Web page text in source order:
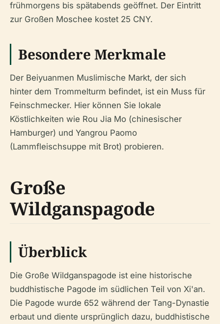
frühmorgens bis spätabends geöffnet. Der Eintritt
zur Großen Moschee kostet 25 CNY.
Besondere Merkmale
Der Beiyuanmen Muslimische Markt, der sich
hinter dem Trommelturm befindet, ist ein Muss für
Feinschmecker. Hier können Sie lokale
Köstlichkeiten wie Rou Jia Mo (chinesischer
Hamburger) und Yangrou Paomo
(Lammfleischsuppe mit Brot) probieren.
Große
Wildganspagode
Überblick
Die Große Wildganspagode ist eine historische
buddhistische Pagode im südlichen Teil von Xi'an.
Die Pagode wurde 652 während der Tang-Dynastie
erbaut und diente ursprünglich dazu, buddhistische